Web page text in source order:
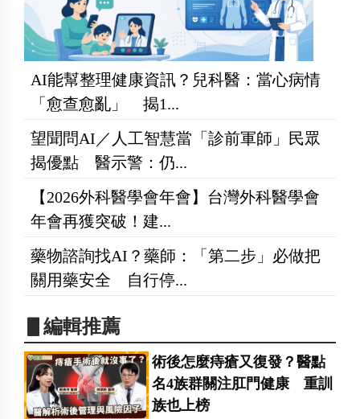
AI能幫整理健康資訊？兒科醫：當心病情
「愈查愈亂」 揭1...
望聞問AI／人工智慧當「診前軍師」民眾
揭優點 醫示警：仍...
【2026外科醫學會年會】台灣外科醫學會
年會再獲突破！建...
藥物諮詢找AI？藥師：「第二步」必做把
關用藥安全 自行停...
▋編輯推薦
術後怎麼痔瘡又復發？醫點
名4族群關注肛門健康 重訓
族也上榜